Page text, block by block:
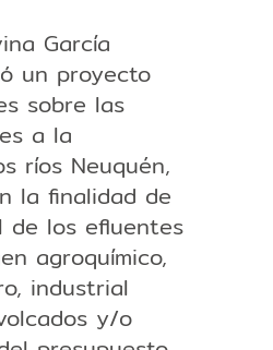
García
un proyecto
sobre las
a la
ríos Neuquén,
la finalidad de
de los efluentes
agroquímico,
industrial
y/o